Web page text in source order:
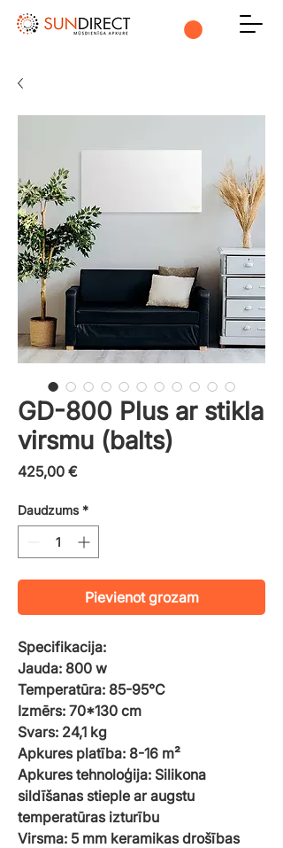
GD-800 Plus ar stikla
virsmu (balts)
425,00 €Cena
Daudzums *
Pievienot grozam
Specifikacija:
Jauda: 800 w
Temperatūra: 85-95°C
Izmērs: 70*130 cm
Svars: 24,1 kg
Apkures platība: 8-16 m²
Apkures tehnoloģija: Silikona
sildīšanas stieple ar augstu
temperatūras izturību
Virsma: 5 mm keramikas drošības